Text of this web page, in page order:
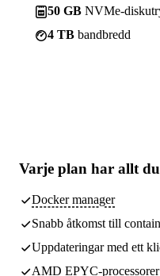
50 GB NVMe-
4 TB bandbredd
Varje plan har allt
Docker manager
Snabb åtkomst till
Uppdateringar med ett
AMD EPYC-processorer